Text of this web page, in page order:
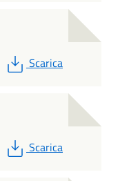
PDF
Scarica
PDF
Scarica